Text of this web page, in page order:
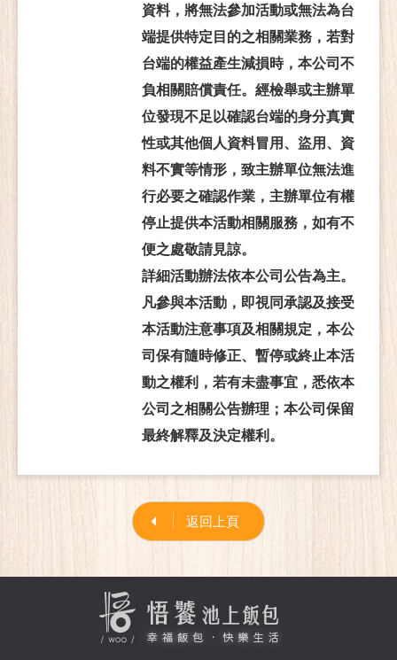
資料，將無法參加活動或無法為台
端提供特定目的之相關業務，若對
台端的權益產生減損時，本公司不
負相關賠償責任。經檢舉或主辦單
位發現不足以確認台端的身分真實
性或其他個人資料冒用、盜用、資
料不實等情形，致主辦單位無法進
行必要之確認作業，主辦單位有權
停止提供本活動相關服務，如有不
便之處敬請見諒。
詳細活動辦法依本公司公告為主。
凡參與本活動，即視同承認及接受
本活動注意事項及相關規定，本公
司保有隨時修正、暫停或終止本活
動之權利，若有未盡事宜，悉依本
公司之相關公告辦理；本公司保留
最終解釋及決定權利。
返回上頁